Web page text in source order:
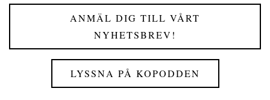
ANMÄL DIG TILL VÅRT
NYHETSBREV!
LYSSNA PÅ KOPODDEN